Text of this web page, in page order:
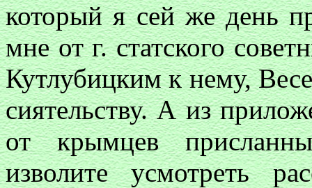
который я сей же день
мне от г. статского
Кутлубицким к нему,
сиятельству. А из
от крымцев
изволите усмотреть